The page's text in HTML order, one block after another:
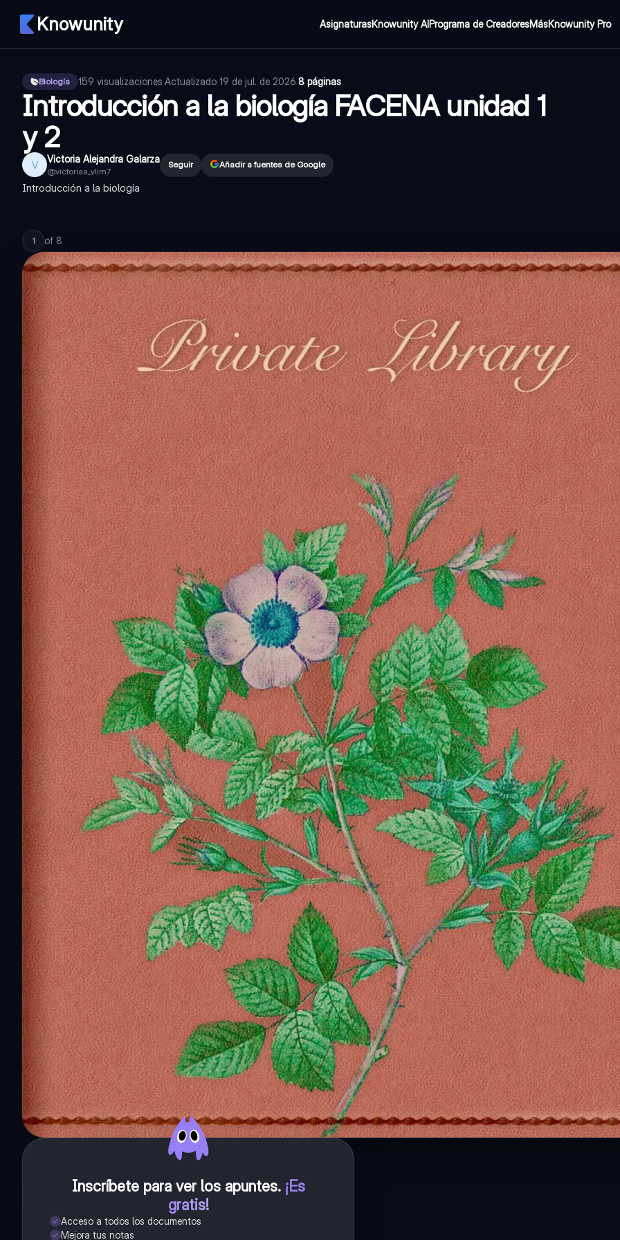
Knowunity AsignaturasKnowunity AIPrograma de CreadoresMásKnowunity Pro
Biología 159 visualizaciones·Actualizado 19 de jul. de 2026·8 páginas
Introducción a la biología FACENA unidad 1
y 2
V Victoria Alejandra Galarza
@victoriaa_vlim7
Seguir Añadir a fuentes de Google
Introducción a la biología
1 of 8
Inscríbete para ver los apuntes. ¡Es
gratis!
Acceso a todos los documentos
Mejora tus notas